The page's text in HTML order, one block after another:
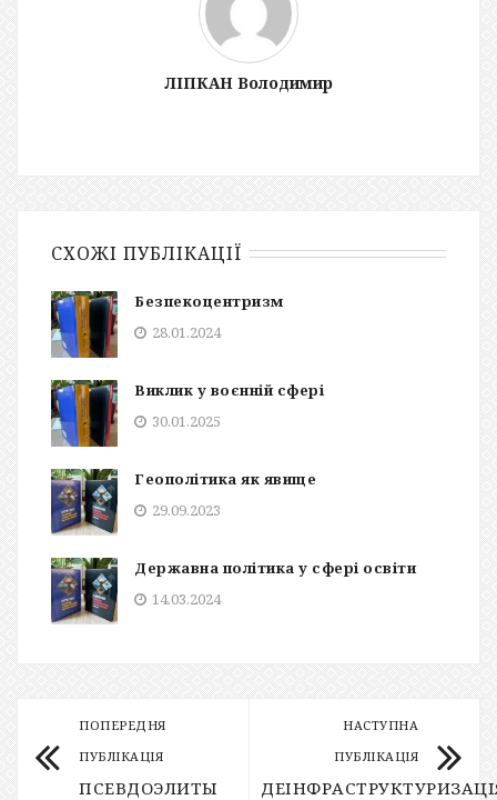
ЛІПКАН Володимир
СХОЖІ ПУБЛІКАЦІЇ
Безпекоцентризм
28.01.2024
Виклик у воєнній сфері
30.01.2025
Геополітика як явище
29.09.2023
Державна політика у сфері освіти
14.03.2024
ПОПЕРЕДНЯ
ПУБЛІКАЦІЯ
ПСЕВДОЭЛИТЫ
НАСТУПНА
ПУБЛІКАЦІЯ